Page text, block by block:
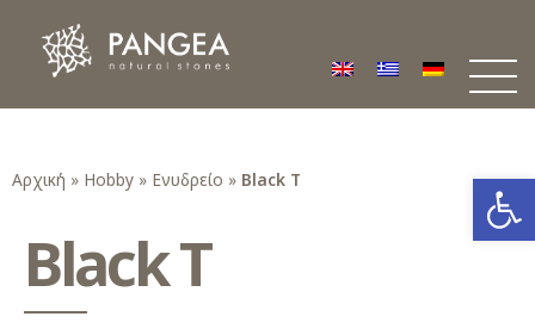
Αρχική » Hobby » Ενυδρείο » Black T
Black T